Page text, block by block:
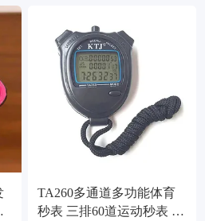
TA260多通道多功能体育
秒表 三排60道运动秒表 裁